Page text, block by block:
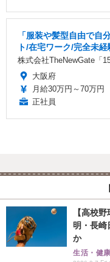
「服装や髪型自由で自
ト/在宅ワーク/完全未
株式会社TheNewGate「
大阪府
月給30万円～70万円
正社員
【高校
明・長崎
か
生活・健康